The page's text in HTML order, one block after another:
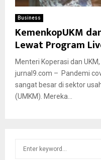
Business
KemenkopUKM
Lewat Program
Menteri Koperasi dan
jurnal9.com – Pandemi
sangat besar di sektor
(UMKM). Mereka...